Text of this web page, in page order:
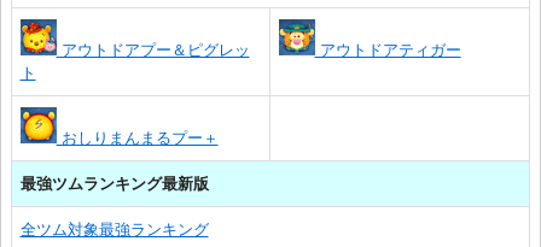
アウトドアプー＆ピグレッ
ト
アウトドアティガー
おしりまんまるプー＋
最強ツムランキング最新版
全ツム対象最強ランキング